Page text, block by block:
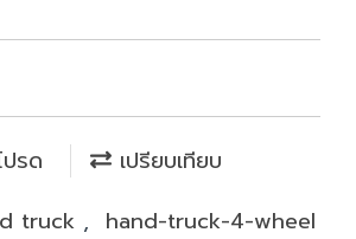
ปรด
เปรียบเทียบ
truck , hand-truck-4-wheel